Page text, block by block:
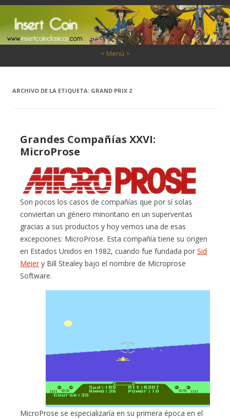
< Menú >
ARCHIVO DE LA ETIQUETA: GRAND PRIX 2
Grandes Compañías XXVI:
MicroProse
Son pocos los casos de compañías que por sí solas
conviertan un género minoritario en un superventas
gracias a sus productos y hoy vemos una de esas
excepciones: MicroProse. Esta compañía tiene su origen
en Estados Unidos en 1982, cuando fue fundada porSid
Meiery Bill Stealey bajo el nombre de Microprose
Software.
MicroProse se especializaría en su primera época en el